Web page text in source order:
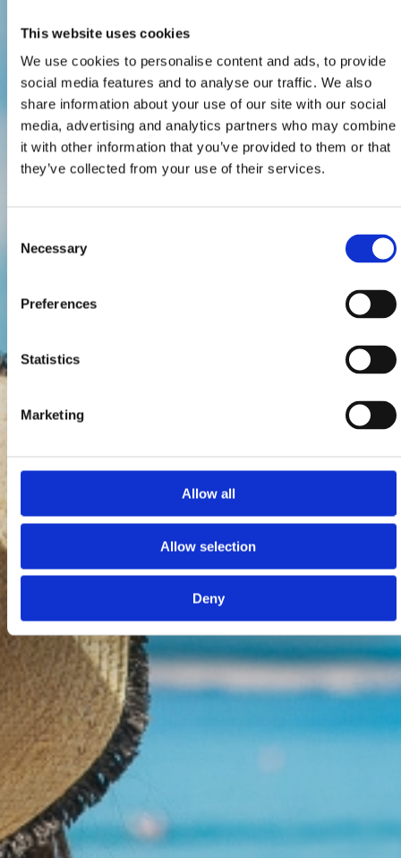
This website uses cookies
We use cookies to personalise content and ads, to provide
social media features and to analyse our traffic. We also
share information about your use of our site with our social
media, advertising and analytics partners who may combine
it with other information that you’ve provided to them or that
they’ve collected from your use of their services.
Selection
Necessary
Preferences
Statistics
Marketing
Allow all
Allow selection
Deny